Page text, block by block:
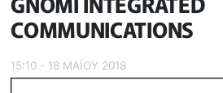
COMMUNICATIONS
15:10 - 18 ΜΑΪ́ΟΥ 2018